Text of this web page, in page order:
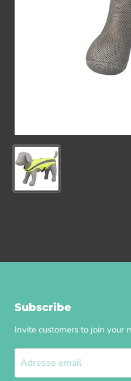
Subscribe
Invite customers to join your
Adresse email